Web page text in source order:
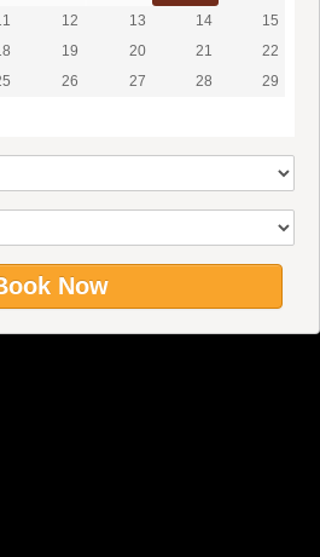
12 13 14
15
19 20 21
22
26 27 28
29